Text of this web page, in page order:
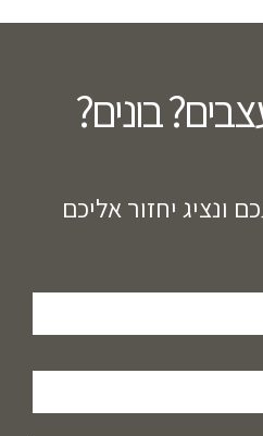
בונים?
יחזור אליכם